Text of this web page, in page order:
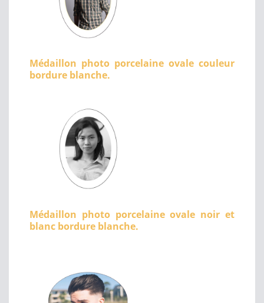
Médaillon photo porcelaine ovale couleur
bordure blanche.
Médaillon photo porcelaine ovale noir et
blanc bordure blanche.